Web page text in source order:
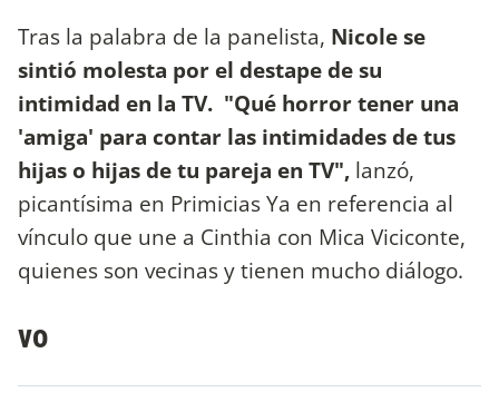
Tras la palabra de la panelista, Nicole se
sintió molesta por el destape de su
intimidad en la TV. "Qué horror tener una
'amiga' para contar las intimidades de tus
hijas o hijas de tu pareja en TV", lanzó,
picantísima en Primicias Ya en referencia al
vínculo que une a Cinthia con Mica Viciconte,
quienes son vecinas y tienen mucho diálogo.
vo